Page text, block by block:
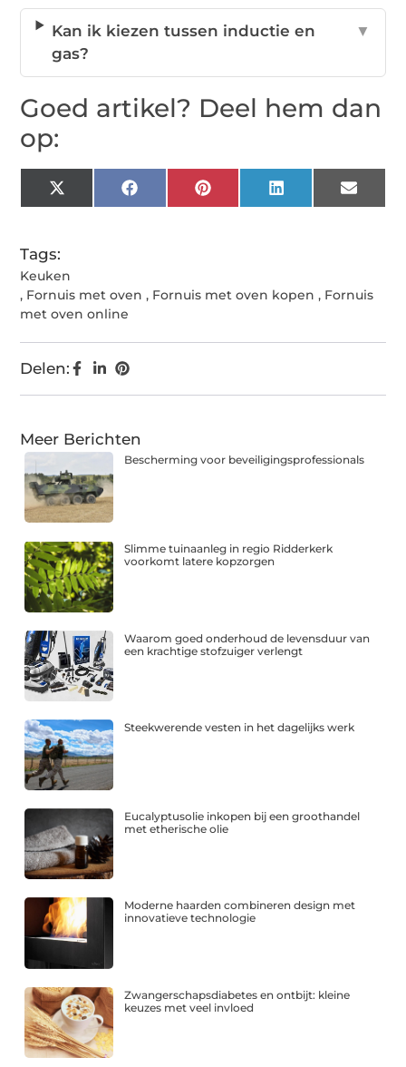
Kan ik kiezen tussen inductie en
gas?
▼
Goed artikel? Deel hem dan
op:
X
(Twitter)
FacebookPinterestLinkedIn Email
Tags:
Keuken
, Fornuis met oven , Fornuis met oven kopen , Fornuis
met oven online
Delen:
Meer Berichten
Bescherming voor beveiligingsprofessionals
Slimme tuinaanleg in regio Ridderkerk
voorkomt latere kopzorgen
Waarom goed onderhoud de levensduur van
een krachtige stofzuiger verlengt
Steekwerende vesten in het dagelijks werk
Eucalyptusolie inkopen bij een groothandel
met etherische olie
Moderne haarden combineren design met
innovatieve technologie
Zwangerschapsdiabetes en ontbijt: kleine
keuzes met veel invloed